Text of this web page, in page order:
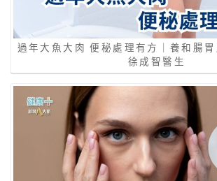
過年大魚大肉 便秘處理有方｜養和腸
徐成智醫生